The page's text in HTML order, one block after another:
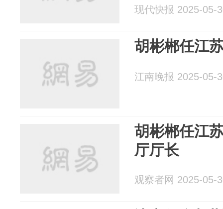
现代快报 2025-05-
胡彬郴任江
江南晚报 2025-05-
胡彬郴任江
厅厅长
观察者网 2025-05-